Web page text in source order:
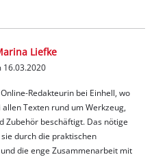
Liefke
16.03.2020
Redakteurin bei Einhell, wo
Texten rund um Werkzeug,
Zubehör beschäftigt. Das nötige
durch die praktischen
die enge Zusammenarbeit mit